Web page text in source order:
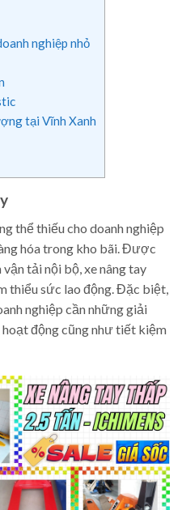
nghiệp nhỏ
tại Vĩnh Xanh
thể thiếu cho doanh nghiệp
hóa trong kho bãi. Được
tải nội bộ, xe nâng tay
thiểu sức lao động. Đặc biệt,
nghiệp cần những giải
hoạt động cũng như tiết kiệm